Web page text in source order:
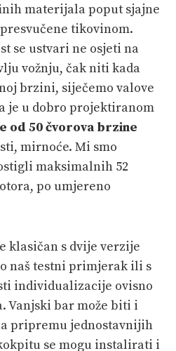
materijala poput sjajne
tikovinom.
se ustvari ne osjeti na
vožnju, čak niti kada
brzini, siječemo valove
je u dobro projektiranom
od 50 čvorova brzine
mirnoće. Mi smo
maksimalnih 52
po umjereno
klasičan s dvije verzije
naš testni primjerak ili s
individualizacije ovisno
Vanjski bar može biti i
pripremu jednostavnijih
se mogu instalirati i